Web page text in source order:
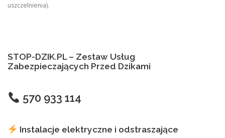
uszczelnienia).
STOP-DZIK.PL – Zestaw Usług
Zabezpieczających Przed Dzikami
570 933 114
Instalacje elektryczne i odstraszające